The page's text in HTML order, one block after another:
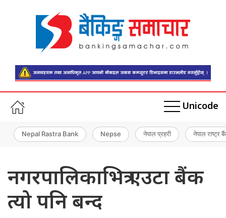
Unicode
Nepal Rastra Bank Nepse नेपाल प्रहरी नेपाल राष्ट्र
नगरपालिकाभित्र एउटा बैंक
त्यो पनि बन्द